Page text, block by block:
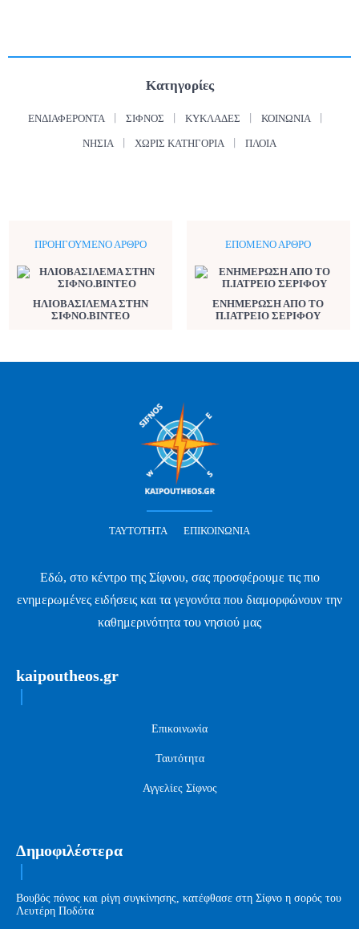
Κατηγορίες
ΕΝΔΙΑΦΈΡΟΝΤΑ ΣΊΦΝΟΣ ΚΥΚΛΆΔΕΣ ΚΟΙΝΩΝΊΑ
ΝΗΣΙΆ ΧΩΡΊΣ ΚΑΤΗΓΟΡΊΑ ΠΛΟΊΑ
ΠΡΟΗΓΟΎΜΕΝΟ ΆΡΘΡΟ
ΗΛΙΟΒΑΣΙΛΕΜΑ ΣΤΗΝ
ΣΙΦΝΟ.ΒΙΝΤΕΟ
ΕΠΌΜΕΝΟ ΆΡΘΡΟ
ΕΝΗΜΕΡΩΣΗ ΑΠΟ ΤΟ
Π.ΙΑΤΡΕΙΟ ΣΕΡΙΦΟΥ
ΤΑΥΤΌΤΗΤΑ ΕΠΙΚΟΙΝΩΝΊΑ
Εδώ, στο κέντρο της Σίφνου, σας προσφέρουμε τις πιο
ενημερωμένες ειδήσεις και τα γεγονότα που διαμορφώνουν την
καθημερινότητα του νησιού μας
kaipoutheos.gr
Επικοινωνία
Ταυτότητα
Αγγελίες Σίφνος
Δημοφιλέστερα
Βουβός πόνος και ρίγη συγκίνησης, κατέφθασε στη Σίφνο η σορός του
Λευτέρη Ποδότα